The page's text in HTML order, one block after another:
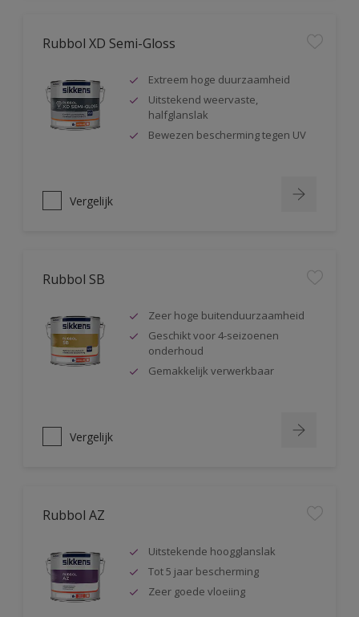
Rubbol XD Semi-Gloss
Extreem hoge duurzaamheid
Uitstekend weervaste,
halfglanslak
Bewezen bescherming tegen UV
Vergelijk
Rubbol SB
Zeer hoge buitenduurzaamheid
Geschikt voor 4-seizoenen
onderhoud
Gemakkelijk verwerkbaar
Vergelijk
Rubbol AZ
Uitstekende hoogglanslak
Tot 5 jaar bescherming
Zeer goede vloeiing